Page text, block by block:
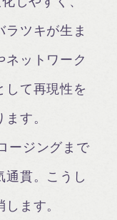
ラツキが生ま
ネットワーク
して再現性を
す。
ージングまで
通貫。こうし
ます。